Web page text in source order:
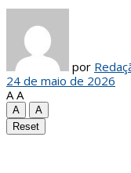
por
24 de maio de 2026
A A
A
A
Reset